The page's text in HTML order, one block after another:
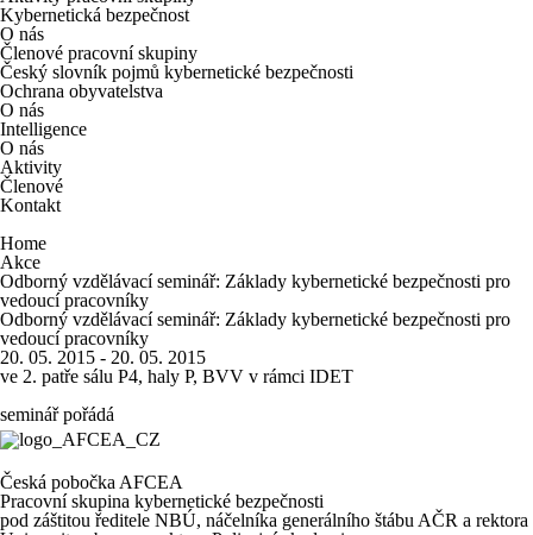
Kybernetická bezpečnost
O nás
Členové pracovní skupiny
Český slovník pojmů kybernetické bezpečnosti
Ochrana obyvatelstva
O nás
Intelligence
O nás
Aktivity
Členové
Kontakt
Home
Akce
Odborný vzdělávací seminář: Základy kybernetické bezpečnosti pro
vedoucí pracovníky
Odborný vzdělávací seminář: Základy kybernetické bezpečnosti pro
vedoucí pracovníky
20. 05. 2015 - 20. 05. 2015
ve 2. patře sálu P4, haly P, BVV v rámci IDET
seminář pořádá
Česká pobočka AFCEA
Pracovní skupina kybernetické bezpečnosti
pod záštitou ředitele NBÚ, náčelníka generálního štábu AČR a rektora